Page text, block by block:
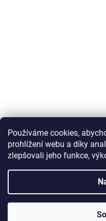
Používáme cookies,
prohlížení webu a díky
zlepšovali jeho funkce,
Sledovat na
Copyright 2026Kaps